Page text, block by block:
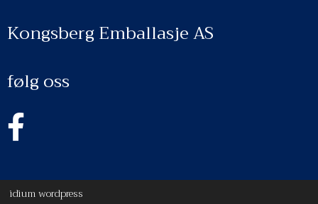
Kongsberg Emballasje AS
følg oss
idiumwordpress